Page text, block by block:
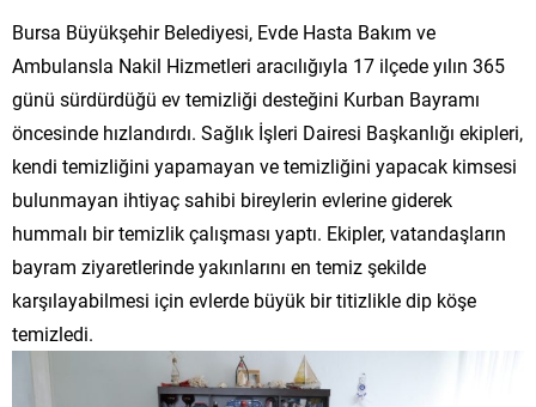
Bursa Büyükşehir Belediyesi, Evde Hasta Bakım ve
Ambulansla Nakil Hizmetleri aracılığıyla 17 ilçede yılın 365
günü sürdürdüğü ev temizliği desteğini Kurban Bayramı
öncesinde hızlandırdı. Sağlık İşleri Dairesi Başkanlığı ekipleri,
kendi temizliğini yapamayan ve temizliğini yapacak kimsesi
bulunmayan ihtiyaç sahibi bireylerin evlerine giderek
hummalı bir temizlik çalışması yaptı. Ekipler, vatandaşların
bayram ziyaretlerinde yakınlarını en temiz şekilde
karşılayabilmesi için evlerde büyük bir titizlikle dip köşe
temizledi.